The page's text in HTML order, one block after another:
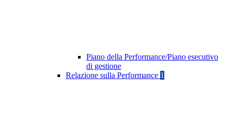
Piano della Performance/Piano esecutivo
di gestione
Relazione sulla Performance 1